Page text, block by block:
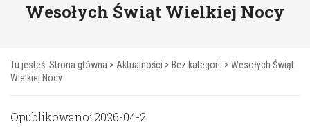
Wesołych Świąt Wielkiej Nocy
Tu jesteś: Strona główna > Aktualności > Bez kategorii > Wesołych Świąt
Wielkiej Nocy
Opublikowano: 2026-04-2